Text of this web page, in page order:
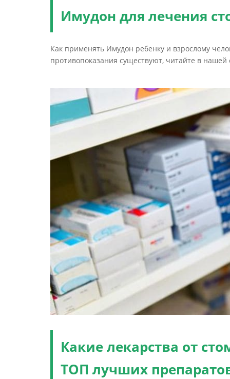
Имудон для лечения
Как применять Имудон ребенку и взрослому
противопоказания существуют, читайте в нашей
Какие лекарства от
ТОП лучших